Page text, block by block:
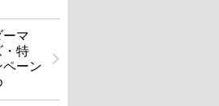
ーマ
・特
ーン